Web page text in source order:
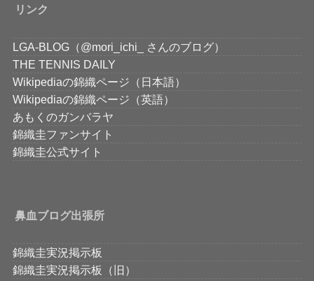
リンク
LGA-BLOG（@mori_ichi_ さんのブログ）
THE TENNIS DAILY
Wikipediaの錦織ページ（日本語）
Wikipediaの錦織ページ（英語）
あもくのガンバラヤ
錦織圭ファンサイト
錦織圭公式サイト
鼻血ブログ出張所
錦織圭実況掲示板
錦織圭実況掲示板（旧）